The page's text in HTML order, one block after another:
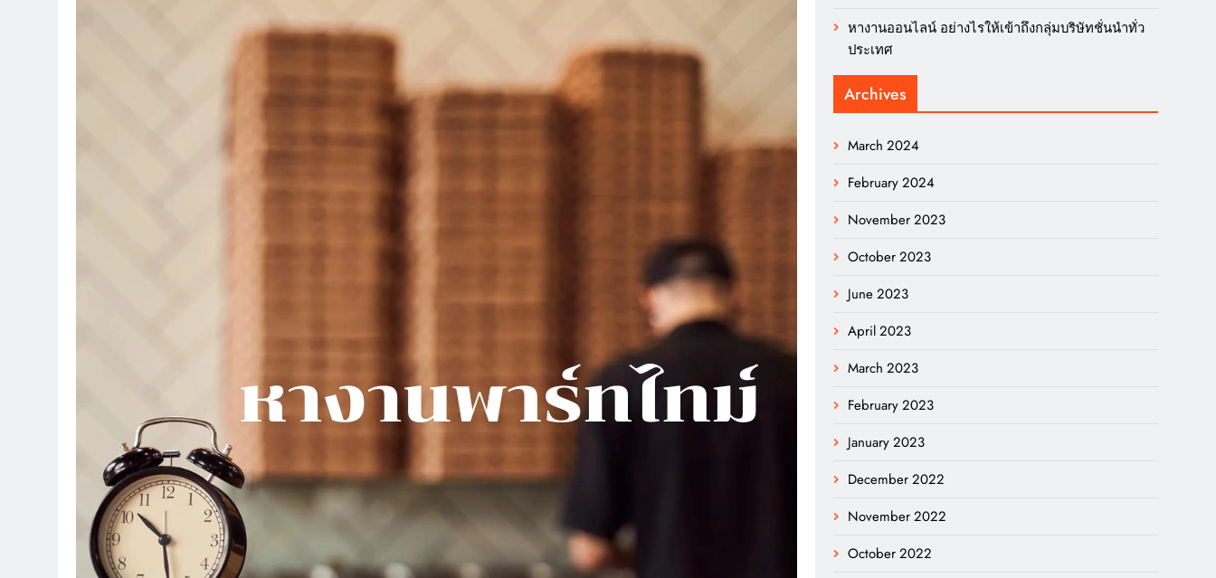
หางานออนไลน์ อย่างไรให้เข้าถึงกลุ่มบริษัทชั่นนำทั่ว
ประเทศ
Archives
March 2024
February 2024
November 2023
October 2023
June 2023
April 2023
March 2023
February 2023
January 2023
December 2022
November 2022
October 2022